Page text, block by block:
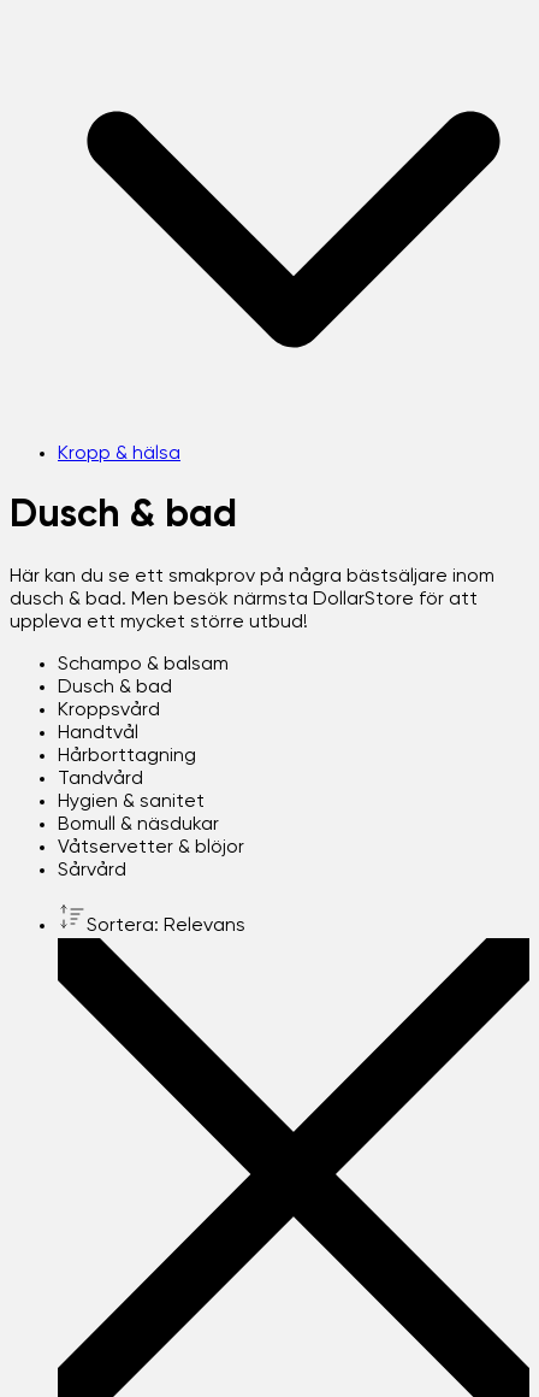
Kropp & hälsa
Dusch & bad
Här kan du se ett smakprov på några bästsäljare inom
dusch & bad. Men besök närmsta DollarStore för att
uppleva ett mycket större utbud!
Schampo & balsam
Dusch & bad
Kroppsvård
Handtvål
Hårborttagning
Tandvård
Hygien & sanitet
Bomull & näsdukar
Våtservetter & blöjor
Sårvård
Sortera: Relevans